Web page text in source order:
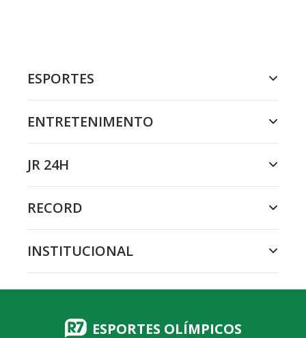
ESPORTES
ENTRETENIMENTO
JR 24H
RECORD
INSTITUCIONAL
ESPORTES OLÍMPICOS